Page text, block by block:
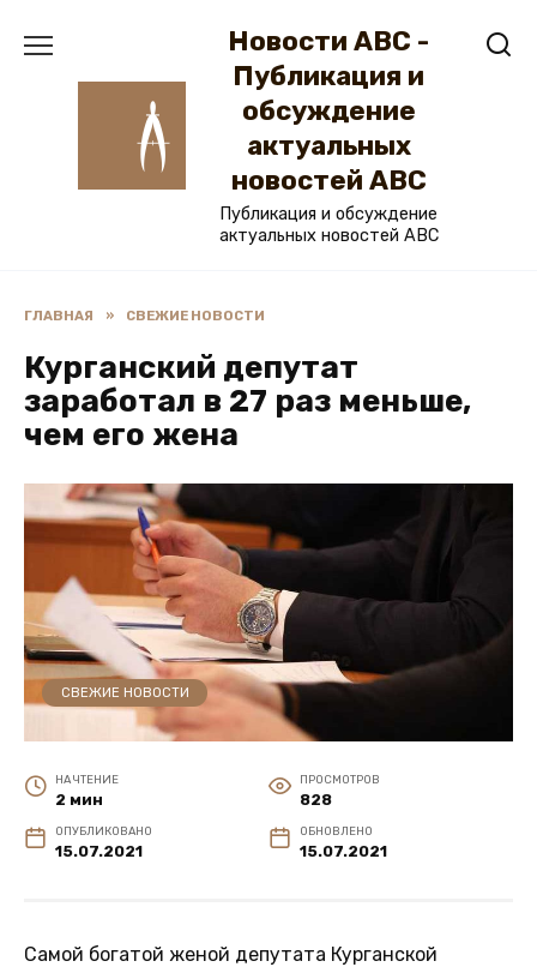
Новости ABC -
Публикация и
обсуждение
актуальных
новостей ABC
Публикация и обсуждение
актуальных новостей ABC
ГЛАВНАЯ » СВЕЖИЕ НОВОСТИ
Курганский депутат
заработал в 27 раз меньше,
чем его жена
СВЕЖИЕ НОВОСТИ
НА ЧТЕНИЕ
2 мин
ПРОСМОТРОВ
828
ОПУБЛИКОВАНО
15.07.2021
ОБНОВЛЕНО
15.07.2021
Самой богатой женой депутата Курганской